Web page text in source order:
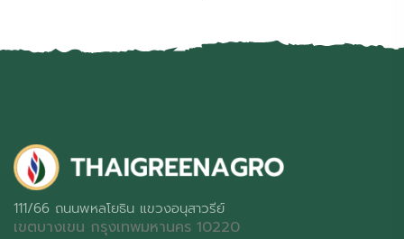
111/66 ถนนพหลโยธิน แขวงอนุสาวรีย์
เขตบางเขน กรุงเทพมหานคร 10220